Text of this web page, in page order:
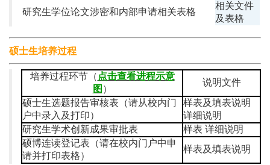
研究生学位论文涉密和内部申请相关表格
相关文件
及表格
硕士生培养过程
培养过程环节（ 点击查看进程示意
图 ）
说明文件
硕士生选题报告审核表（请从校内门
户中录入及打印）
样表及填表说明
详细说明
研究生学术创新成果审批表
样表 详细说明
硕博连读登记表（请在校内门户中申
请并打印表格）
样表及填表说明